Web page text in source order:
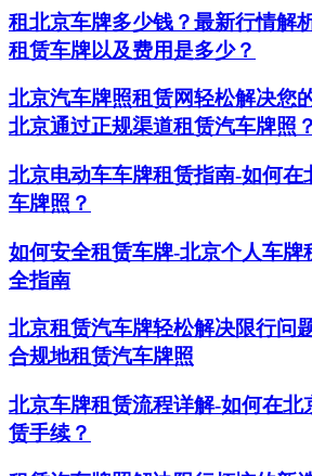
租北京车牌多少钱？最新行情解
租赁车牌以及费用是多少？
北京汽车牌照租赁网轻松解决您
北京通过正规渠道租赁汽车牌照？
北京电动车车牌租赁指南-如何在
车牌照？
如何安全租赁车牌-北京个人车牌
全指南
北京租赁汽车牌轻松解决限行问
合规地租赁汽车牌照
北京车牌租赁流程详解-如何在北
赁手续？